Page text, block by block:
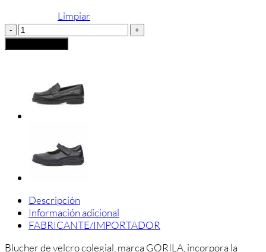
Limpiar
Colegial
Velcro
Gorila
marino
cantidad
Descripción
Información adicional
FABRICANTE/IMPORTADOR
Blucher de velcro colegial, marca GORILA, incorpora la